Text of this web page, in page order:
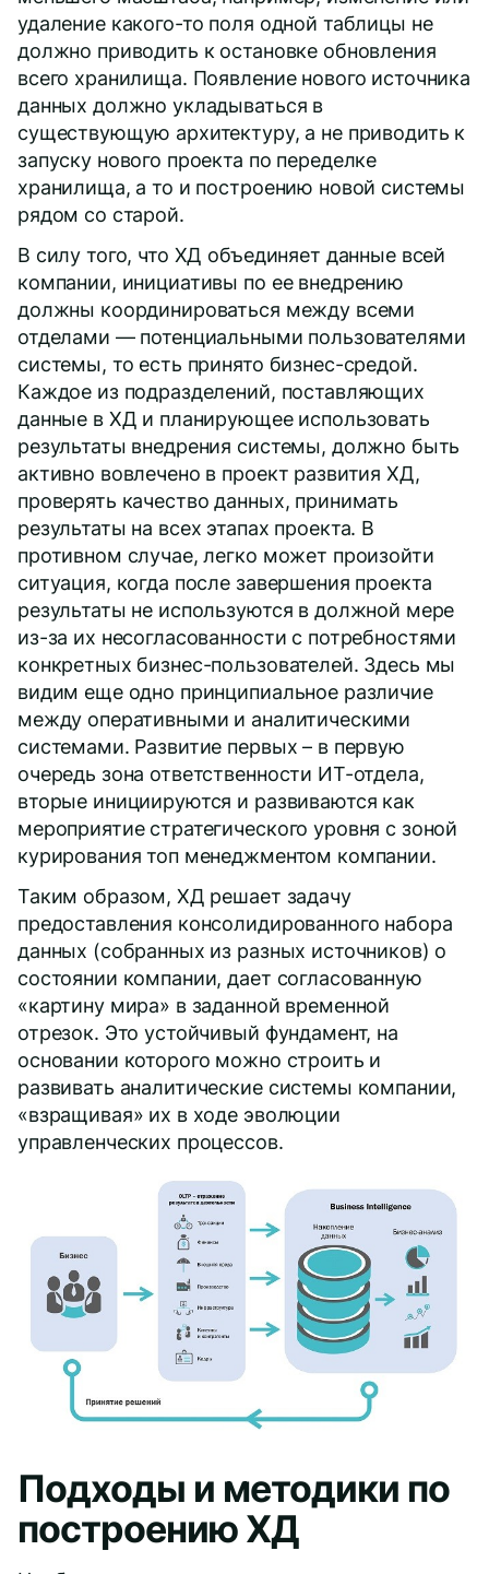
удаление какого-то поля одной таблицы не
должно приводить к остановке обновления
всего хранилища. Появление нового источника
данных должно укладываться в
существующую архитектуру, а не приводить к
запуску нового проекта по переделке
хранилища, а то и построению новой системы
рядом со старой.
В силу того, что ХД объединяет данные всей
компании, инициативы по ее внедрению
должны координироваться между всеми
отделами — потенциальными пользователями
системы, то есть принято бизнес-средой.
Каждое из подразделений, поставляющих
данные в ХД и планирующее использовать
результаты внедрения системы, должно быть
активно вовлечено в проект развития ХД,
проверять качество данных, принимать
результаты на всех этапах проекта. В
противном случае, легко может произойти
ситуация, когда после завершения проекта
результаты не используются в должной мере
из-за их несогласованности с потребностями
конкретных бизнес-пользователей. Здесь мы
видим еще одно принципиальное различие
между оперативными и аналитическими
системами. Развитие первых – в первую
очередь зона ответственности ИТ-отдела,
вторые инициируются и развиваются как
мероприятие стратегического уровня с зоной
курирования топ менеджментом компании.
Таким образом, ХД решает задачу
предоставления консолидированного набора
данных (собранных из разных источников) о
состоянии компании, дает согласованную
«картину мира» в заданной временной
отрезок. Это устойчивый фундамент, на
основании которого можно строить и
развивать аналитические системы компании,
«взращивая» их в ходе эволюции
управленческих процессов.
Подходы и методики по
построению ХД